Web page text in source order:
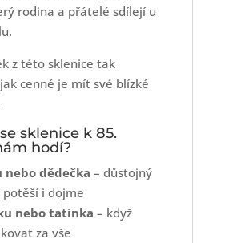
rodina a přátelé sdílejí u
z této sklenice tak
cenné je mít své blízké
sklenice k 85.
hodí?
nebo dědečka – důstojný
i dojme
nebo tatínka – když
za vše